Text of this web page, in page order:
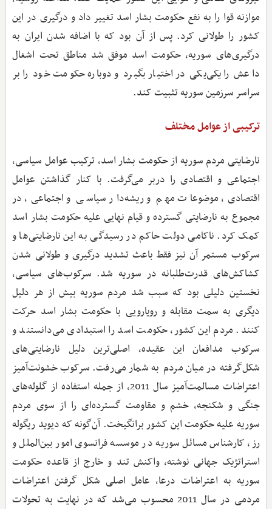
موازنه قوا را به نفع حکومت بشار اسد تغییر داد و درگیری در این
کشور را طولانی کرد. پس از آن بود که با اضافه شدن ایران به
درگیری‌های سوریه، حکومت اسد موفق شد مناطق تحت اشغال
داعش را یکی‌یکی در اختیار بگیرد و دوباره حکومت خود را بر
سراسر سرزمین سوریه تثبیت کند.
ترکیبی از عوامل مختلف
نارضایتی مردم سوریه از حکومت بشار اسد، ترکیب عوامل سیاسی،
اجتماعی و اقتصادی را دربر می‌گرفت. با کنار گذاشتن عوامل
اقتصادی، موضوعات مهم و ریشه‌دار سیاسی و اجتماعی، در
مجموع به نارضایتی گسترده و قیام نهایی علیه حکومت بشار اسد
کمک کرد. ناکامی دولت حاکم در رسیدگی به این نارضایتی‌ها و
سرکوب مستمر آن نیز فقط باعث تشدید درگیری و طولانی شدن
کشاکش‌های قدرت‌طلبانه در سوریه شد. سرکوب‌های سیاسی،
نخستین دلیلی بود که سبب شد مردم سوریه بیش از هر دلیل
دیگری به سمت مقابله و رویارویی با حکومت بشار اسد حرکت
کنند. مردم این کشور، حکومت اسد را استبدادی می‌دانستند و
سرکوب مدافعان این عقیده، اصلی‌ترین دلیل نارضایتی‌های
شکل‌گرفته در میان مردم به شمار می‌رفت. سرکوب خشونت‌آمیز
اعتراضات مسالمت‌آمیز سال 2011، از جمله استفاده از گلوله‌های
جنگی و شکنجه، خشم و مقاومت گسترده‌ای را از سوی مردم
سوریه علیه حکومت این کشور برانگیخت. آن‌گونه که دیوید ریگوله
رز، کارشناس مسائل سوریه در موسسه فرانسوی امور بین‌الملل و
استراتژیک جهانی نوشته، واکنش تند و خارج از قاعده حکومت
سوریه به اعتراضات درعا، عامل اصلی شکل گرفتن اعتراضات
مردمی در سال 2011 محسوب می‌شد که در نهایت به تحولات